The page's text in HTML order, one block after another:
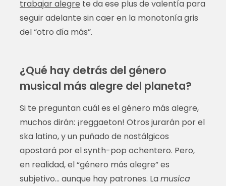
trabajar alegre te da ese plus de valentía para
seguir adelante sin caer en la monotonía gris
del “otro día más”.
¿Qué hay detrás del género
musical más alegre del planeta?
Si te preguntan cuál es el género más alegre,
muchos dirán: ¡reggaeton! Otros jurarán por el
ska latino, y un puñado de nostálgicos
apostará por el synth-pop ochentero. Pero,
en realidad, el “género más alegre” es
subjetivo… aunque hay patrones. Lamusica